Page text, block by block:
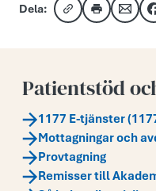
Dela:
Kopiera länk
Skriv utDela
Patientstöd
1177 E-tjänster
Mottagningar och
Provtagning
Remisser till